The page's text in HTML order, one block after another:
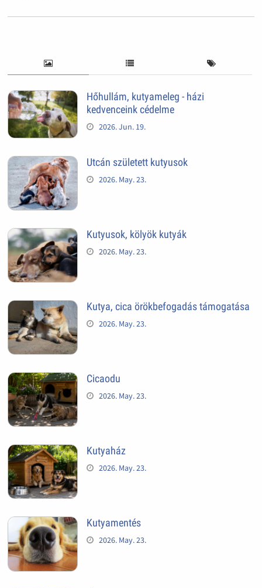
Hőhullám, kutyameleg - házi
kedvenceink cédelme
2026. Jun. 19.
Utcán született kutyusok
2026. May. 23.
Kutyusok, kölyök kutyák
2026. May. 23.
Kutya, cica örökbefogadás támogatása
2026. May. 23.
Cicaodu
2026. May. 23.
Kutyaház
2026. May. 23.
Kutyamentés
2026. May. 23.